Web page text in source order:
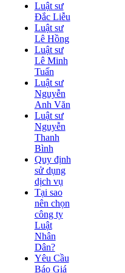
Luật sư
Đắc Liễu
Luật sư
Lê Hồng
Luật sư
Lê Minh
Tuấn
Luật sư
Nguyễn
Anh Văn
Luật sư
Nguyễn
Thanh
Bình
Quy định
sử dụng
dịch vụ
Tại sao
nên chọn
công ty
Luật
Nhân
Dân?
Yêu Cầu
Báo Giá